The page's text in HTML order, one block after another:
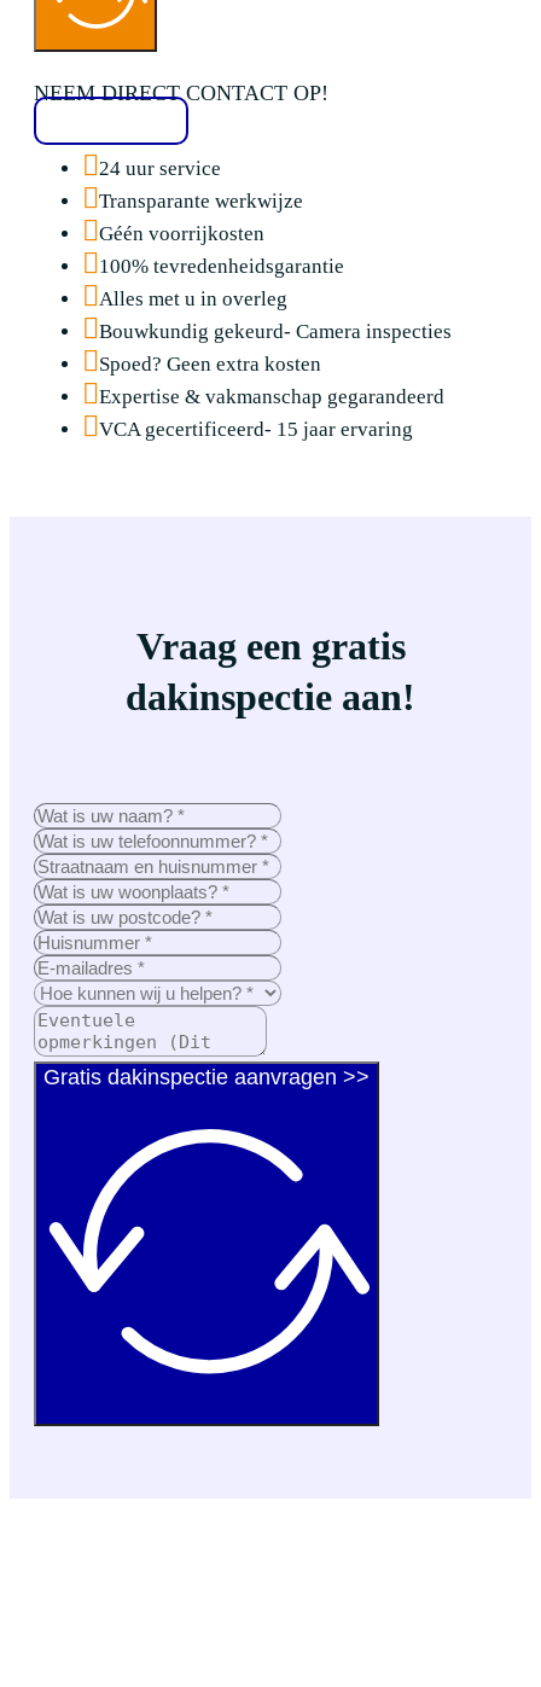
NEEM DIRECT CONTACT OP!
24 uur service
Transparante werkwijze
Géén voorrijkosten
100% tevredenheidsgarantie
Alles met u in overleg
Bouwkundig gekeurd- Camera inspecties
Spoed? Geen extra kosten
Expertise & vakmanschap gegarandeerd
VCA gecertificeerd- 15 jaar ervaring
Vraag een gratis
dakinspectie aan!
Gratis dakinspectie aanvragen >>